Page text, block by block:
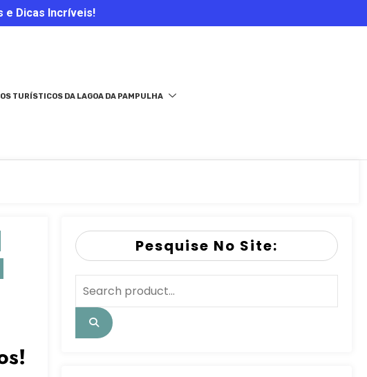
e Dicas Incríveis!
TURÍSTICOS DA LAGOA DA PAMPULHA
Pesquise No Site: